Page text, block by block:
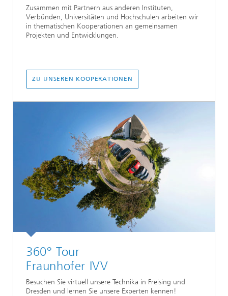
Zusammen mit Partnern aus anderen Instituten,
Verbünden, Universitäten und Hochschulen arbeiten wir
in thematischen Kooperationen an gemeinsamen
Projekten und Entwicklungen.
ZU UNSEREN KOOPERATIONEN
360° Tour
Fraunhofer IVV
Besuchen Sie virtuell unsere Technika in Freising und
Dresden und lernen Sie unsere Experten kennen!